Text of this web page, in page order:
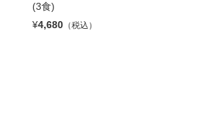
(3食)
¥4,680 （税込）